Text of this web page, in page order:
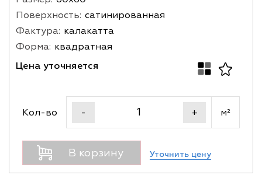
Поверхность: сатинированная
Фактура: калакатта
Форма: квадратная
Цена уточняется
Кол-во - + м²
В корзину Уточнить цену